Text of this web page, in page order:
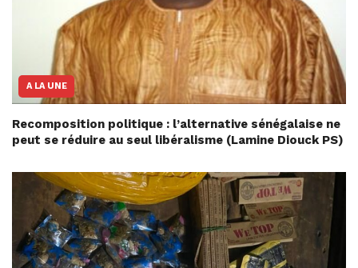
A LA UNE
Recomposition politique : l’alternative sénégalaise ne
peut se réduire au seul libéralisme (Lamine Diouck PS)